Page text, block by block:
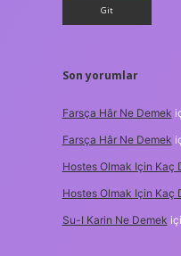
Son yorumlar
Farsça Hâr Ne Demek
Farsça Hâr Ne Demek
Hostes Olmak Için Kaç
Hostes Olmak Için Kaç
Su-I Karin Ne Demek